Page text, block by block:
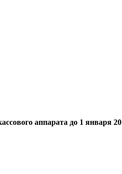
аппарата до 1 января